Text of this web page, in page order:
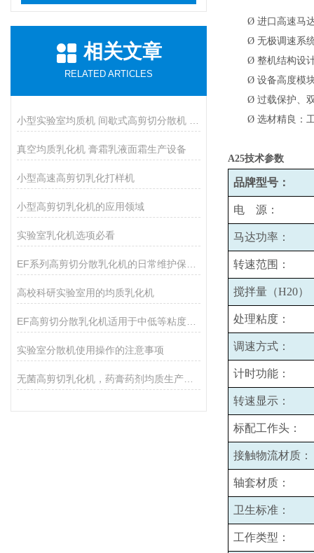
相关文章
RELATED ARTICLES
真空均质乳化机 膏霜乳液面霜生产设备
小型高速高剪切乳化打样机
小型高剪切乳化机的应用领域
实验室乳化机选项必看
高校科研实验室用的均质乳化机
实验室分散机使用操作的注意事项
Ø 进口高速马
Ø 无极调速系
Ø 整机结构设
Ø 设备高度模
Ø 过载保护、
Ø 选材精良：
A25技术参数
品牌型号：
电 源：
马达功率：
转速范围：
搅拌量（H20）
处理粘度：
调速方式：
计时功能：
转速显示：
标配工作头：
接触物流材质：
轴套材质：
卫生标准：
工作类型：